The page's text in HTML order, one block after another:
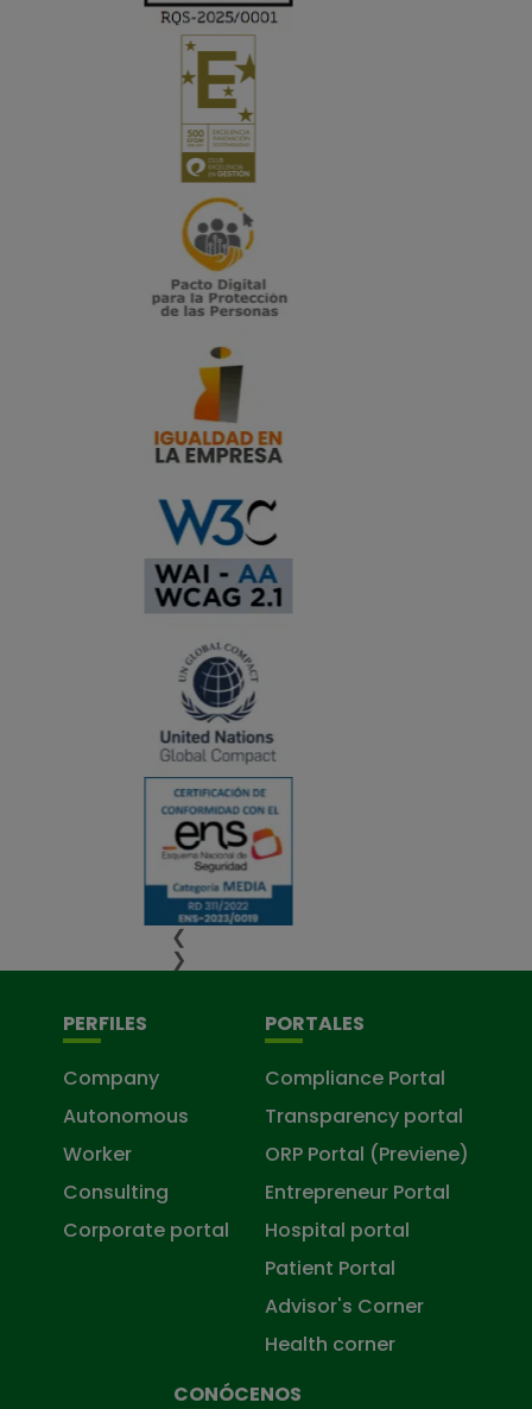
❮
❯
PERFILES
Company
Autonomous
Worker
Consulting
Corporate portal
PORTALES
Compliance Portal
Transparency portal
ORP Portal (Previene)
Entrepreneur Portal
Hospital portal
Patient Portal
Advisor's Corner
Health corner
CONÓCENOS